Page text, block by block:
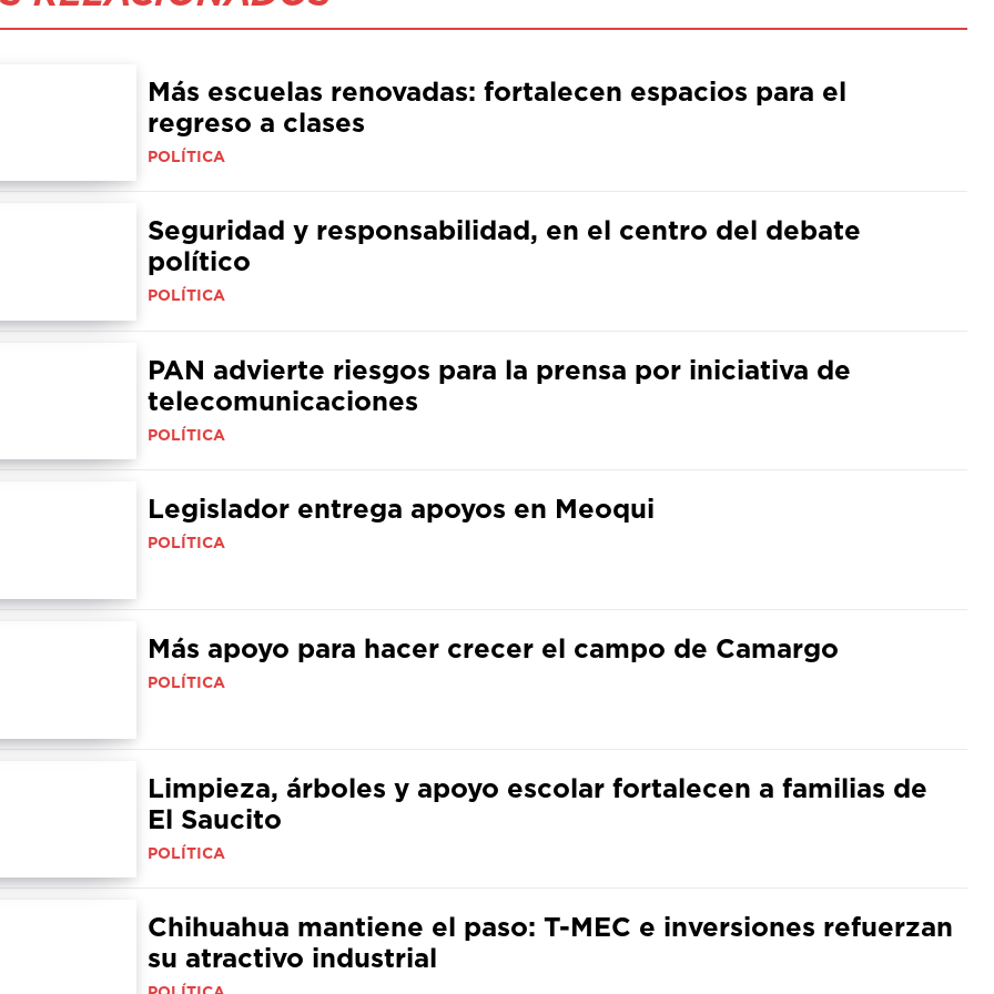
Más escuelas renovadas: fortalecen espacios para el
regreso a clases
POLÍTICA
Seguridad y responsabilidad, en el centro del debate
político
POLÍTICA
PAN advierte riesgos para la prensa por iniciativa de
telecomunicaciones
POLÍTICA
Legislador entrega apoyos en Meoqui
POLÍTICA
Más apoyo para hacer crecer el campo de Camargo
POLÍTICA
Limpieza, árboles y apoyo escolar fortalecen a familias de
El Saucito
POLÍTICA
Chihuahua mantiene el paso: T-MEC e inversiones refuerzan
su atractivo industrial